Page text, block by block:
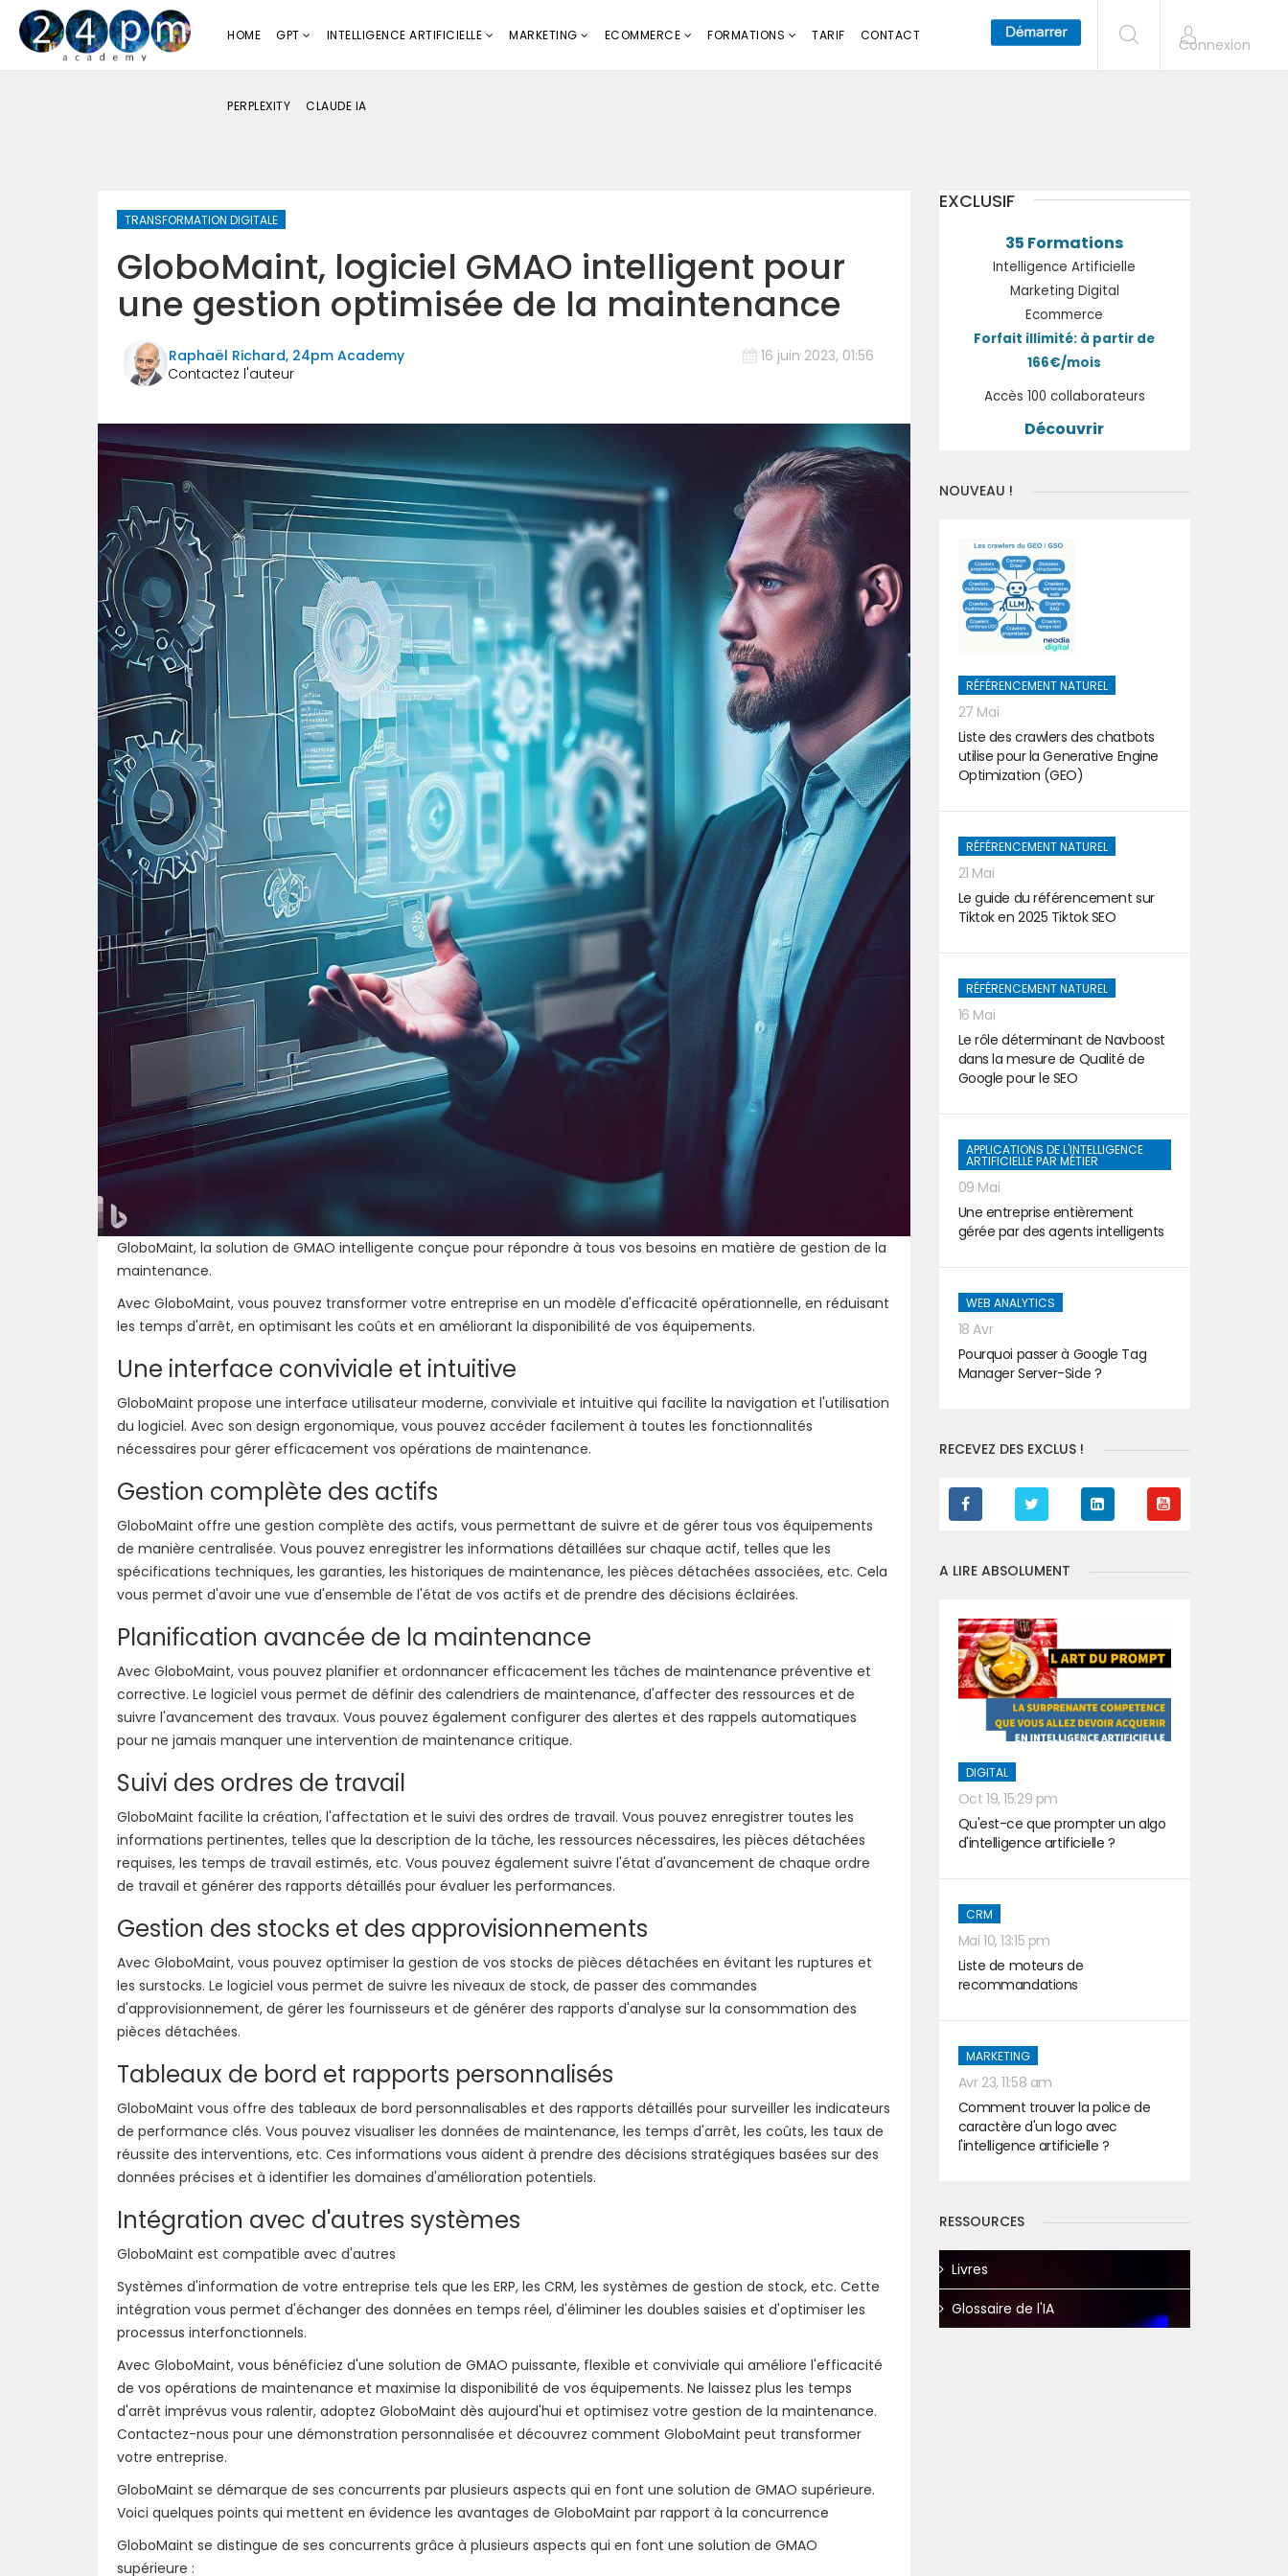
HOME GPT INTELLIGENCE ARTIFICIELLE MARKETING ECOMMERCE FORMATIONS TARIF CONTACT
PERPLEXITY CLAUDE IA
Connexion
TRANSFORMATION DIGITALE
GloboMaint, logiciel GMAO intelligent pour
une gestion optimisée de la maintenance
Raphaël Richard, 24pm Academy 16 juin 2023, 01:56
GloboMaint, la solution de GMAO intelligente conçue pour répondre à tous vos besoins en matière de gestion de la
maintenance.
Avec GloboMaint, vous pouvez transformer votre entreprise en un modèle d'efficacité opérationnelle, en réduisant
les temps d'arrêt, en optimisant les coûts et en améliorant la disponibilité de vos équipements.
Une interface conviviale et intuitive
GloboMaint propose une interface utilisateur moderne, conviviale et intuitive qui facilite la navigation et l'utilisation
du logiciel. Avec son design ergonomique, vous pouvez accéder facilement à toutes les fonctionnalités
nécessaires pour gérer efficacement vos opérations de maintenance.
Gestion complète des actifs
GloboMaint offre une gestion complète des actifs, vous permettant de suivre et de gérer tous vos équipements
de manière centralisée. Vous pouvez enregistrer les informations détaillées sur chaque actif, telles que les
spécifications techniques, les garanties, les historiques de maintenance, les pièces détachées associées, etc. Cela
vous permet d'avoir une vue d'ensemble de l'état de vos actifs et de prendre des décisions éclairées.
Planification avancée de la maintenance
Avec GloboMaint, vous pouvez planifier et ordonnancer efficacement les tâches de maintenance préventive et
corrective. Le logiciel vous permet de définir des calendriers de maintenance, d'affecter des ressources et de
suivre l'avancement des travaux. Vous pouvez également configurer des alertes et des rappels automatiques
pour ne jamais manquer une intervention de maintenance critique.
Suivi des ordres de travail
GloboMaint facilite la création, l'affectation et le suivi des ordres de travail. Vous pouvez enregistrer toutes les
informations pertinentes, telles que la description de la tâche, les ressources nécessaires, les pièces détachées
requises, les temps de travail estimés, etc. Vous pouvez également suivre l'état d'avancement de chaque ordre
de travail et générer des rapports détaillés pour évaluer les performances.
Gestion des stocks et des approvisionnements
Avec GloboMaint, vous pouvez optimiser la gestion de vos stocks de pièces détachées en évitant les ruptures et
les surstocks. Le logiciel vous permet de suivre les niveaux de stock, de passer des commandes
d'approvisionnement, de gérer les fournisseurs et de générer des rapports d'analyse sur la consommation des
pièces détachées.
Tableaux de bord et rapports personnalisés
GloboMaint vous offre des tableaux de bord personnalisables et des rapports détaillés pour surveiller les indicateurs
de performance clés. Vous pouvez visualiser les données de maintenance, les temps d'arrêt, les coûts, les taux de
réussite des interventions, etc. Ces informations vous aident à prendre des décisions stratégiques basées sur des
données précises et à identifier les domaines d'amélioration potentiels.
Intégration avec d'autres systèmes
GloboMaint est compatible avec d'autres
Systèmes d'information de votre entreprise tels que les ERP, les CRM, les systèmes de gestion de stock, etc. Cette
intégration vous permet d'échanger des données en temps réel, d'éliminer les doubles saisies et d'optimiser les
processus interfonctionnels.
Avec GloboMaint, vous bénéficiez d'une solution de GMAO puissante, flexible et conviviale qui améliore l'efficacité
de vos opérations de maintenance et maximise la disponibilité de vos équipements. Ne laissez plus les temps
d'arrêt imprévus vous ralentir, adoptez GloboMaint dès aujourd'hui et optimisez votre gestion de la maintenance.
Contactez-nous pour une démonstration personnalisée et découvrez comment GloboMaint peut transformer
votre entreprise.
GloboMaint se démarque de ses concurrents par plusieurs aspects qui en font une solution de GMAO supérieure.
Voici quelques points qui mettent en évidence les avantages de GloboMaint par rapport à la concurrence
GloboMaint se distingue de ses concurrents grâce à plusieurs aspects qui en font une solution de GMAO
supérieure :
EXCLUSIF
35 Formations
Intelligence Artificielle
Marketing Digital
Ecommerce
Forfait illimité: à partir de
166€/mois
Accès 100 collaborateurs
Découvrir
NOUVEAU !
RÉFÉRENCEMENT NATUREL
27 Mai
Liste des crawlers des chatbots
utilise pour la Generative Engine
Optimization (GEO)
RÉFÉRENCEMENT NATUREL
21 Mai
Le guide du référencement sur
Tiktok en 2025 Tiktok SEO
RÉFÉRENCEMENT NATUREL
16 Mai
Le rôle déterminant de Navboost
dans la mesure de Qualité de
Google pour le SEO
APPLICATIONS DE L'INTELLIGENCE
ARTIFICIELLE PAR MÉTIER
09 Mai
Une entreprise entièrement
gérée par des agents intelligents
WEB ANALYTICS
18 Avr
Pourquoi passer à Google Tag
Manager Server-Side ?
RECEVEZ DES EXCLUS !
A LIRE ABSOLUMENT
DIGITAL
Oct 19, 15:29 pm
Qu'est-ce que prompter un algo
d'intelligence artificielle ?
CRM
Mai 10, 13:15 pm
Liste de moteurs de
recommandations
MARKETING
Avr 23, 11:58 am
Comment trouver la police de
caractère d'un logo avec
l'intelligence artificielle ?
RESSOURCES
Livres
Glossaire de l'IA